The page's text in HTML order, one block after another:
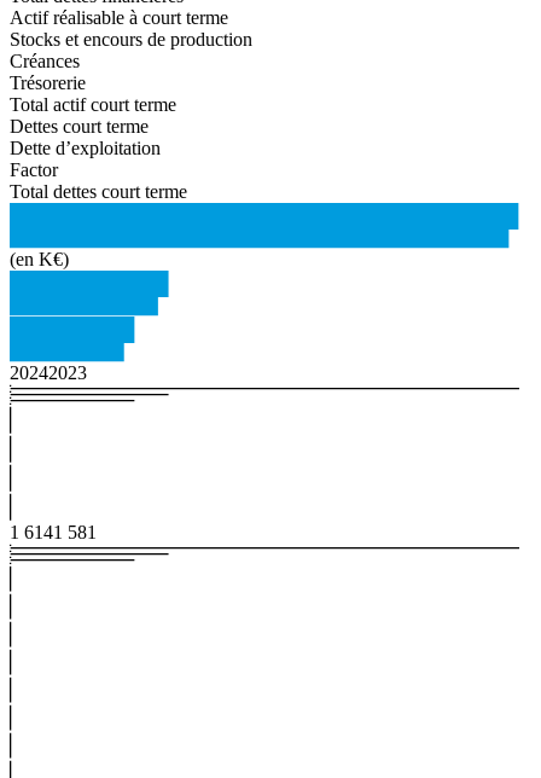
Actif réalisable à court terme
Stocks et encours de production
Créances
Trésorerie
Total actif court terme
Dettes court terme
Dette d’exploitation
Factor
Total dettes court terme
(en K€)
20242023
1 6141 581